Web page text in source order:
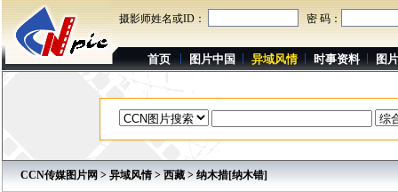
摄影师姓名或ID： 密 码：
首页 图片中国 异域风情 时事资料 图
CCN传媒图片网 > 异域风情> 西藏 > 纳木措[纳木错]